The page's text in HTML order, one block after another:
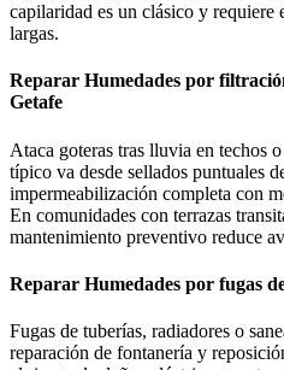
capilaridad es un clásico y requiere
largas.
Reparar Humedades por
Getafe
Ataca goteras tras lluvia en techos
típico va desde sellados puntuales
impermeabilización completa con
En comunidades con terrazas
mantenimiento preventivo reduce
Reparar Humedades por fugas
Fugas de tuberías, radiadores o
reparación de fontanería y